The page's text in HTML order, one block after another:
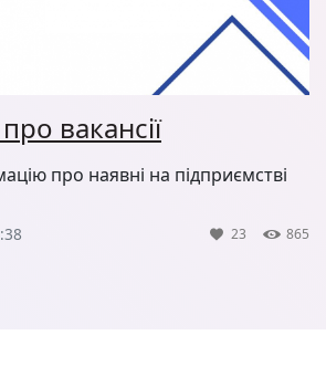
вакансії
про наявні на підприємстві
23 865